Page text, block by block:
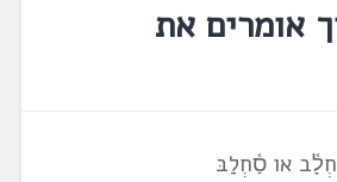
אומרים את
או סַ֫חְלַבּ